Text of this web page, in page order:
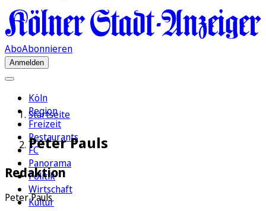
AboAbonnieren
Anmelden
Köln
Region
Freizeit
Restaurants
FC
Panorama
Politik
Wirtschaft
Kultur
Startseite
Peter Pauls
Redaktion
Peter Pauls